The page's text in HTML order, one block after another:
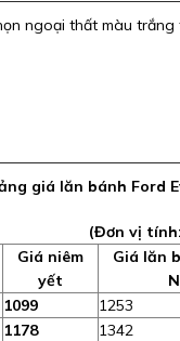
ngoại thất màu
giá lăn bánh Ford
(Đơn vị
Giá niêm
yết
Giá lăn
1099
1253
1178
1342